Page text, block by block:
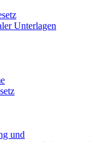
Unterlagen
und